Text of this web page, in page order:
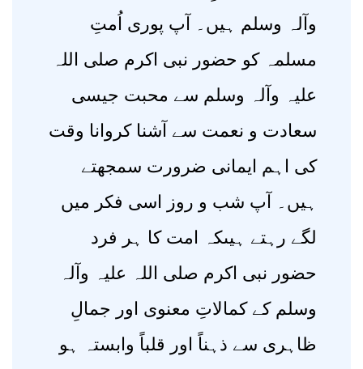
وآلہ وسلم ہیں۔ آپ پوری اُمتِ
مسلمہ کو حضور نبی اکرم صلی اللہ
علیہ وآلہ وسلم سے محبت جیسی
سعادت و نعمت سے آشنا کروانا وقت
کی اہم ایمانی ضرورت سمجھتے
ہیں۔ آپ شب و روز اسی فکر میں
لگے رہتے ہیںکہ امت کا ہر فرد
حضور نبی اکرم صلی اللہ علیہ وآلہ
وسلم کے کمالاتِ معنوی اور جمالِ
ظاہری سے ذہناً اور قلباً وابستہ ہو